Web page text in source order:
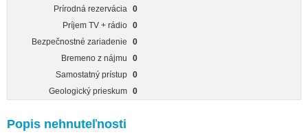
Prírodná rezervácia 0
Príjem TV + rádio 0
Bezpečnostné zariadenie
0
Bremeno z nájmu
0
Samostatný prístup 0
Geologický prieskum 0
Popis nehnuteľnosti